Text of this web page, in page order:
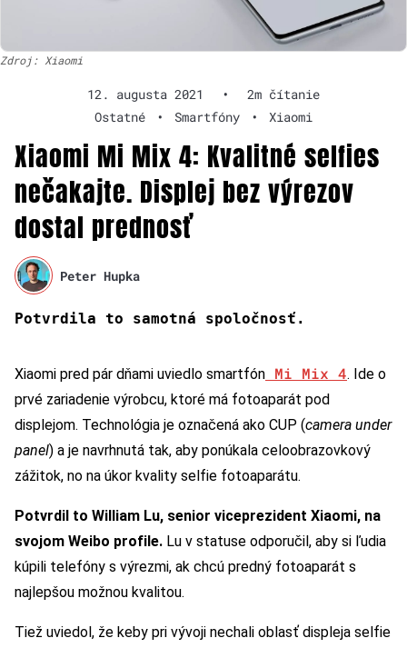
Zdroj: Xiaomi
12. augusta 2021 •
2m čítanie
Ostatné
• Smartfóny • Xiaomi
Xiaomi Mi Mix 4: Kvalitné selfies
nečakajte. Displej bez výrezov
dostal prednosť
Peter Hupka
Potvrdila to samotná spoločnosť.
Xiaomi pred pár dňami uviedlo smartfón Mi Mix 4. Ide o
prvé zariadenie výrobcu, ktoré má fotoaparát pod
displejom. Technológia je označená ako CUP (camera under
panel) a je navrhnutá tak, aby ponúkala celoobrazovkový
zážitok, no na úkor kvality selfie fotoaparátu.
Potvrdil to William Lu, senior viceprezident Xiaomi, na
svojom Weibo profile. Lu v statuse odporučil, aby si ľudia
kúpili telefóny s výrezmi, ak chcú predný fotoaparát s
najlepšou možnou kvalitou.
Tiež uviedol, že keby pri vývoji nechali oblasť displeja selfie